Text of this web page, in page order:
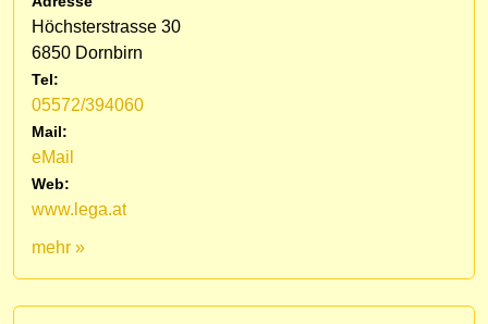
Höchsterstrasse 30
6850 Dornbirn
Tel:
05572/394060
Mail:
eMail
Web:
www.lega.at
mehr »